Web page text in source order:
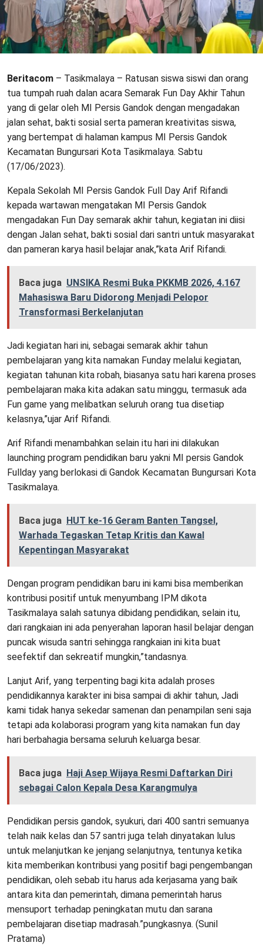
Beritacom – Tasikmalaya – Ratusan siswa siswi dan orang
tua tumpah ruah dalan acara Semarak Fun Day Akhir Tahun
yang di gelar oleh MI Persis Gandok dengan mengadakan
jalan sehat, bakti sosial serta pameran kreativitas siswa,
yang bertempat di halaman kampus MI Persis Gandok
Kecamatan Bungursari Kota Tasikmalaya. Sabtu
(17/06/2023).
Kepala Sekolah MI Persis Gandok Full Day Arif Rifandi
kepada wartawan mengatakan MI Persis Gandok
mengadakan Fun Day semarak akhir tahun, kegiatan ini diisi
dengan Jalan sehat, bakti sosial dari santri untuk masyarakat
dan pameran karya hasil belajar anak,”kata Arif Rifandi.
Baca juga UNSIKA Resmi Buka PKKMB 2026, 4.167
Mahasiswa Baru Didorong Menjadi Pelopor
Transformasi Berkelanjutan
Jadi kegiatan hari ini, sebagai semarak akhir tahun
pembelajaran yang kita namakan Funday melalui kegiatan,
kegiatan tahunan kita robah, biasanya satu hari karena proses
pembelajaran maka kita adakan satu minggu, termasuk ada
Fun game yang melibatkan seluruh orang tua disetiap
kelasnya,”ujar Arif Rifandi.
Arif Rifandi menambahkan selain itu hari ini dilakukan
launching program pendidikan baru yakni MI persis Gandok
Fullday yang berlokasi di Gandok Kecamatan Bungursari Kota
Tasikmalaya.
Baca juga HUT ke-16 Geram Banten Tangsel,
Warhada Tegaskan Tetap Kritis dan Kawal
Kepentingan Masyarakat
Dengan program pendidikan baru ini kami bisa memberikan
kontribusi positif untuk menyumbang IPM dikota
Tasikmalaya salah satunya dibidang pendidikan, selain itu,
dari rangkaian ini ada penyerahan laporan hasil belajar dengan
puncak wisuda santri sehingga rangkaian ini kita buat
seefektif dan sekreatif mungkin,”tandasnya.
Lanjut Arif, yang terpenting bagi kita adalah proses
pendidikannya karakter ini bisa sampai di akhir tahun, Jadi
kami tidak hanya sekedar samenan dan penampilan seni saja
tetapi ada kolaborasi program yang kita namakan fun day
hari berbahagia bersama seluruh keluarga besar.
Baca juga Haji Asep Wijaya Resmi Daftarkan Diri
sebagai Calon Kepala Desa Karangmulya
Pendidikan persis gandok, syukuri, dari 400 santri semuanya
telah naik kelas dan 57 santri juga telah dinyatakan lulus
untuk melanjutkan ke jenjang selanjutnya, tentunya ketika
kita memberikan kontribusi yang positif bagi pengembangan
pendidikan, oleh sebab itu harus ada kerjasama yang baik
antara kita dan pemerintah, dimana pemerintah harus
mensuport terhadap peningkatan mutu dan sarana
pembelajaran disetiap madrasah.”pungkasnya. (Sunil
Pratama)